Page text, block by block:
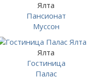
Ялта
Пансионат
Муссон
Ялта
Гостиница
Палас